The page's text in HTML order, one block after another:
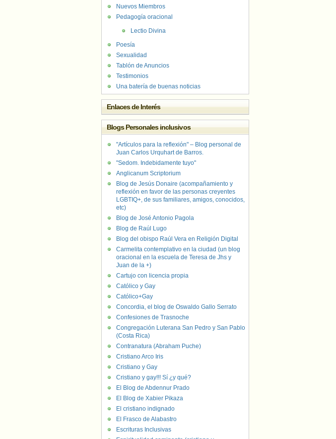
Nuevos Miembros
Pedagogía oracional
Lectio Divina
Poesía
Sexualidad
Tablón de Anuncios
Testimonios
Una batería de buenas noticias
Enlaces de Interés
Blogs Personales inclusivos
"Artículos para la reflexión" – Blog personal de
Juan Carlos Urquhart de Barros.
"Sedom. Indebidamente tuyo"
Anglicanum Scriptorium
Blog de Jesús Donaire (acompañamiento y
reflexión en favor de las personas creyentes
LGBTIQ+, de sus familiares, amigos, conocidos,
etc)
Blog de José Antonio Pagola
Blog de Raúl Lugo
Blog del obispo Raúl Vera en Religión Digital
Carmelita contemplativo en la ciudad (un blog
oracional en la escuela de Teresa de Jhs y
Juan de la +)
Cartujo con licencia propia
Católico y Gay
Católico+Gay
Concordia, el blog de Oswaldo Gallo Serrato
Confesiones de Trasnoche
Congregación Luterana San Pedro y San Pablo
(Costa Rica)
Contranatura (Abraham Puche)
Cristiano Arco Iris
Cristiano y Gay
Cristiano y gay!!! Sí ¿y qué?
El Blog de Abdennur Prado
El Blog de Xabier Pikaza
El cristiano indignado
El Frasco de Alabastro
Escrituras Inclusivas